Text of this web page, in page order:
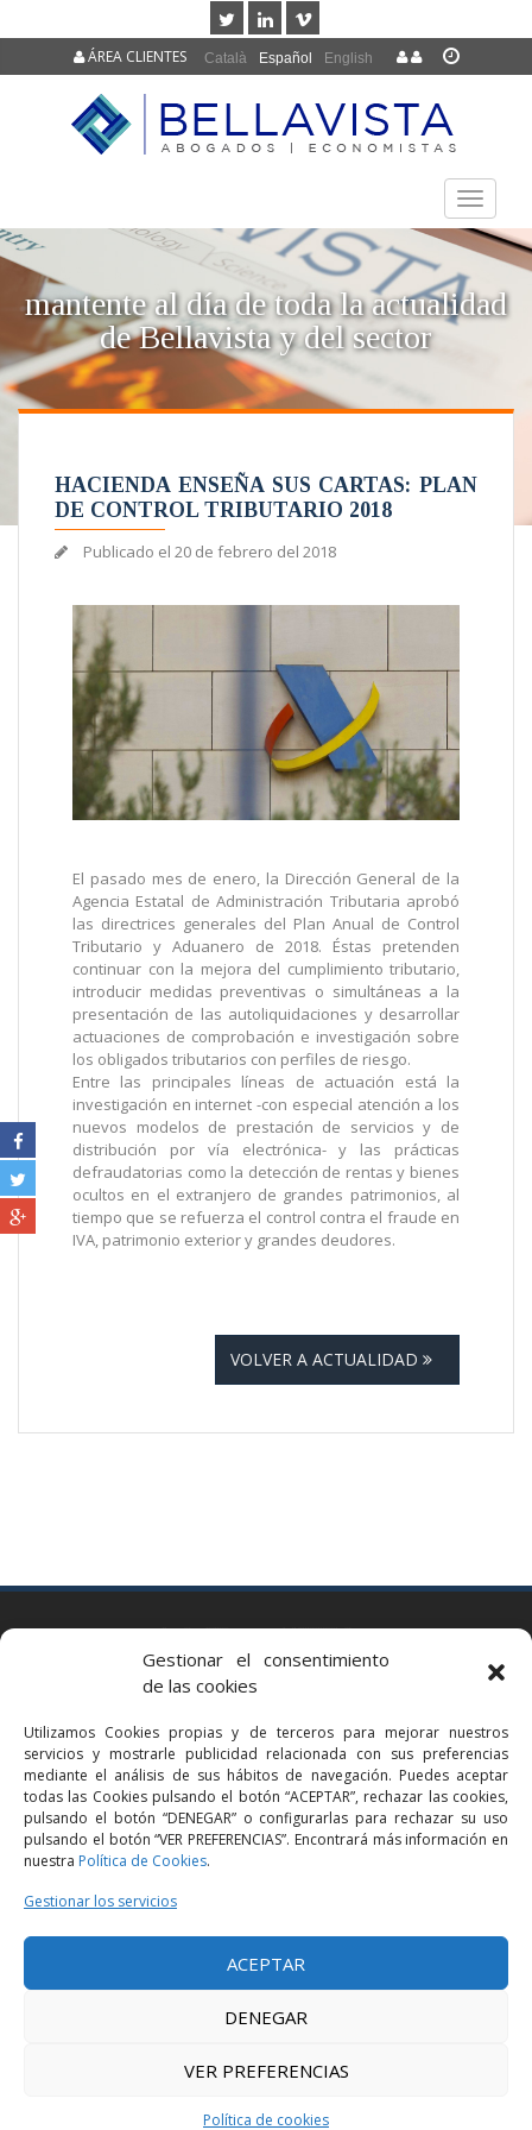
Gestionar el consentimiento
de las cookies
Utilizamos Cookies propias y de terceros para mejorar nuestros
servicios y mostrarle publicidad relacionada con sus preferencias
mediante el análisis de sus hábitos de navegación. Puedes aceptar
todas las Cookies pulsando el botón “ACEPTAR”, rechazar las cookies,
pulsando el botón “DENEGAR” o configurarlas para rechazar su uso
pulsando el botón “VER PREFERENCIAS”. Encontrará más información en
nuestra Política de Cookies.
Gestionar los servicios
ACEPTAR
DENEGAR
VER PREFERENCIAS
Política de cookies
Català Español English
ÁREA CLIENTES
TOGGLE
mantente al día de toda la actualidad
de Bellavista y del sector
HACIENDA ENSEÑA SUS CARTAS: PLAN
DE CONTROL TRIBUTARIO 2018
Publicado el 20 de febrero del 2018
El pasado mes de enero, la Dirección General de la
Agencia Estatal de Administración Tributaria aprobó
las directrices generales del Plan Anual de Control
Tributario y Aduanero de 2018. Éstas pretenden
continuar con la mejora del cumplimiento tributario,
introducir medidas preventivas o simultáneas a la
presentación de las autoliquidaciones y desarrollar
actuaciones de comprobación e investigación sobre
los obligados tributarios con perfiles de riesgo.
Entre las principales líneas de actuación está la
investigación en internet -con especial atención a los
nuevos modelos de prestación de servicios y de
distribución por vía electrónica- y las prácticas
defraudatorias como la detección de rentas y bienes
ocultos en el extranjero de grandes patrimonios, al
tiempo que se refuerza el control contra el fraude en
IVA, patrimonio exterior y grandes deudores.
VOLVER A ACTUALIDAD
Via Augusta 2 bis, 3º, 08006 Barcelona
bcn@bellavistalegal.eu
GRANOLLERS
C/ Sant Jaume, 16 1r, 08401 Granollers (Bcn)
+34 93 860 39 60
grn@bellavistalegal.eu
MADRID
C/ Serrano 114, 2º izq. 28006 Madrid.
+34 91 431 98 21 | +34 91 431 98 95
mad@bellavistalegal.eu
© 2016 Bellavista Legal - Todos los derechos reservados -
Diseño: